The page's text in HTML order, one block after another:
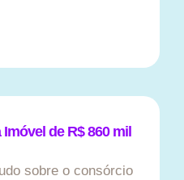
de R$ 860 mil
sobre o consórcio